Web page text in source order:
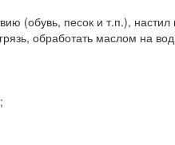
(обувь, песок и т.п.),
обработать маслом на